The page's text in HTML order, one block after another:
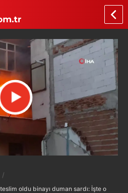
oldu binayı duman sardı: İşte o